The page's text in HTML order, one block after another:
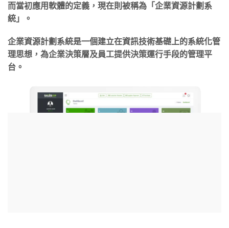
而當初應用軟體的定義，現在則被稱為「企業資源計劃系
統」。
企業資源計劃系統是一個建立在資訊技術基礎上的系統化管
理思想，為企業決策層及員工提供決策運行手段的管理平
台。